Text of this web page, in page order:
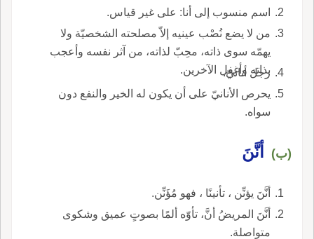
اسم منسوب إلى أنا: على غير قياس.
من لا يضع نُصْب عينيه إلاّ مصلحته الشخصيّة ولا
يهمّه سوى ذاته، محِبّ لذاته، من آثر نفسه وأعجب
بذاته وأغفل الآخرين.
رجل أنانيّ.
يحرص الأنانيّ على أن يكون له الخير والنفع دون
سواه.
(ب) أنَّنَ
أنَّنَ يؤنِّن ، تأنينًا ، فهو مُؤَنِّن.
أنَّنَ المريضُ أنَّ، تأوّه ألمًا بصوتٍ عميق وشكوى
متواصلة.